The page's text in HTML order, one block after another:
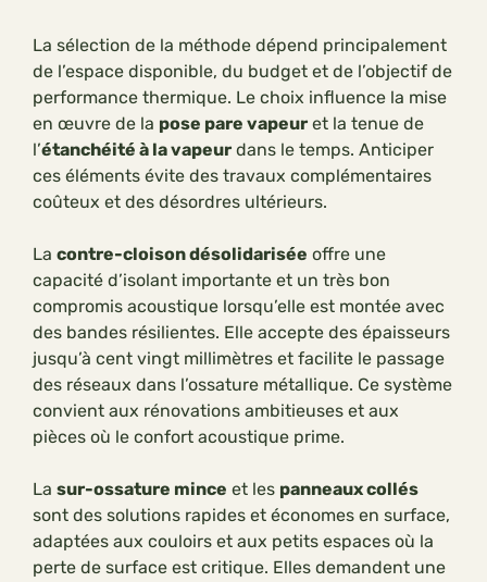
La sélection de la méthode dépend principalement
de l’espace disponible, du budget et de l’objectif de
performance thermique. Le choix influence la mise
en œuvre de la pose pare vapeur et la tenue de
l’étanchéité à la vapeur dans le temps. Anticiper
ces éléments évite des travaux complémentaires
coûteux et des désordres ultérieurs.
La contre-cloison désolidarisée offre une
capacité d’isolant importante et un très bon
compromis acoustique lorsqu’elle est montée avec
des bandes résilientes. Elle accepte des épaisseurs
jusqu’à cent vingt millimètres et facilite le passage
des réseaux dans l’ossature métallique. Ce système
convient aux rénovations ambitieuses et aux
pièces où le confort acoustique prime.
La sur-ossature mince et les panneaux collés
sont des solutions rapides et économes en surface,
adaptées aux couloirs et aux petits espaces où la
perte de surface est critique. Elles demandent une